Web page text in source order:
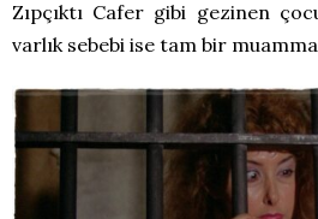
Zıpçıktı Cafer gibi gezinen
varlık sebebi ise tam bir